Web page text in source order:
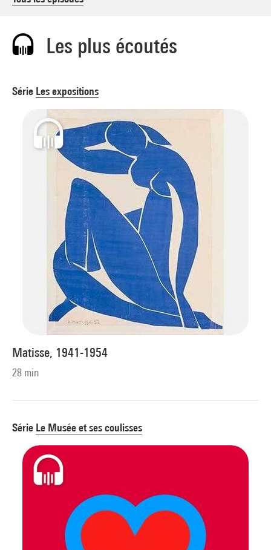
Les plus écoutés
Série Les expositions
Matisse, 1941-1954
28 min
Série Le Musée et ses coulisses